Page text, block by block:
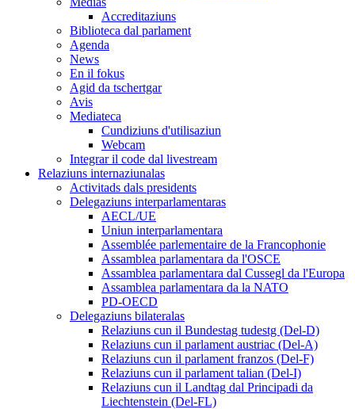
Accreditaziuns
Biblioteca dal parlament
Agenda
News
En il fokus
Agid da tschertgar
Avis
Mediateca
Cundiziuns d'utilisaziun
Webcam
Integrar il code dal livestream
Relaziuns internaziunalas
Activitads dals presidents
Delegaziuns interparlamentaras
AECL/UE
Uniun interparlamentara
Assemblée parlementaire de la Francophonie
Assamblea parlamentara da l'OSCE
Assamblea parlamentara dal Cussegl da l'Europa
Assamblea parlamentara da la NATO
PD-OECD
Delegaziuns bilateralas
Relaziuns cun il Bundestag tudestg (Del-D)
Relaziuns cun il parlament austriac (Del-A)
Relaziuns cun il parlament franzos (Del-F)
Relaziuns cun il parlament talian (Del-I)
Relaziuns cun il Landtag dal Principadi da
Liechtenstein (Del-FL)